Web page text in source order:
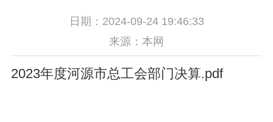
日期：2024-09-24 19:46:33
来源：本网
2023年度河源市总工会部门决算.pdf